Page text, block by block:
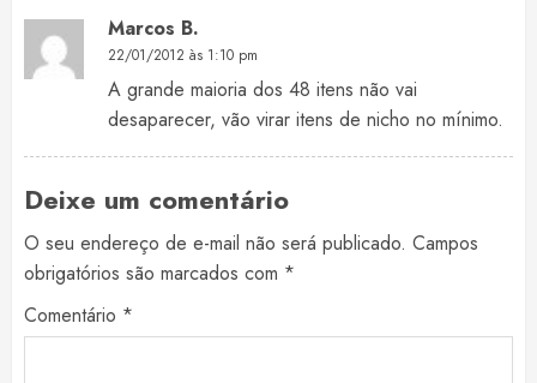
Marcos B.
22/01/2012 às 1:10 pm
A grande maioria dos 48 itens não vai
desaparecer, vão virar itens de nicho no mínimo.
Deixe um comentário
O seu endereço de e-mail não será publicado. Campos
obrigatórios são marcados com *
Comentário *